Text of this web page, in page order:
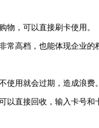
物，可以直接刷卡使用。
常高档，也能体现企业的
使用就会过期，造成浪费
以直接回收，输入卡号